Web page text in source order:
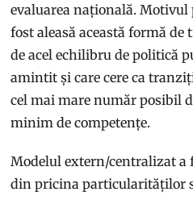
evaluarea națională.
fost aleasă această formă
de acel echilibru de politică
amintit și care cere ca
cel mai mare număr posibil
minim de competențe.
Modelul extern/centralizat a
din pricina particularităților